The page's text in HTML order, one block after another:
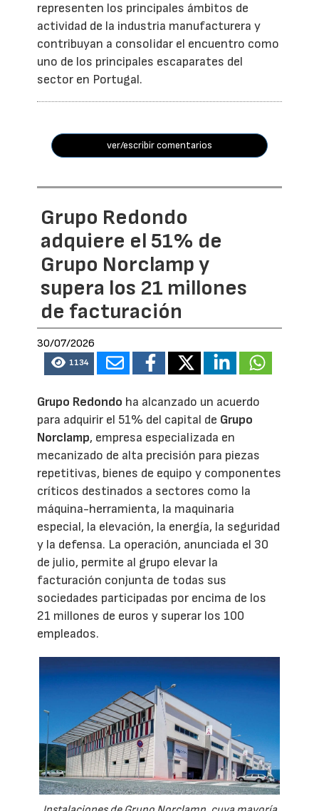
representen los principales ámbitos de
actividad de la industria manufacturera y
contribuyan a consolidar el encuentro como
uno de los principales escaparates del
sector en Portugal.
ver/escribir comentarios
Grupo Redondo
adquiere el 51% de
Grupo Norclamp y
supera los 21 millones
de facturación
30/07/2026
1134
Grupo Redondo ha alcanzado un acuerdo
para adquirir el 51% del capital de Grupo
Norclamp, empresa especializada en
mecanizado de alta precisión para piezas
repetitivas, bienes de equipo y componentes
críticos destinados a sectores como la
máquina-herramienta, la maquinaria
especial, la elevación, la energía, la seguridad
y la defensa. La operación, anunciada el 30
de julio, permite al grupo elevar la
facturación conjunta de todas sus
sociedades participadas por encima de los
21 millones de euros y superar los 100
empleados.